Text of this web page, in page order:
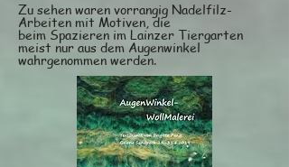
Zu sehen waren vorrangig Nadelfilz-
Arbeiten mit Motiven, die
beim Spazieren im Lainzer Tiergarten
meist nur aus dem Augenwinkel
wahrgenommen werden.